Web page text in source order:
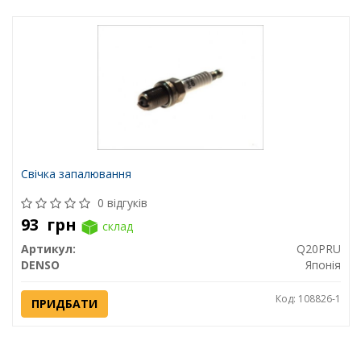
Свічка запалювання
0 відгуків
93 грн
склад
Артикул:
Q20PRU
DENSO
Японія
ПРИДБАТИ Код: 108826-1